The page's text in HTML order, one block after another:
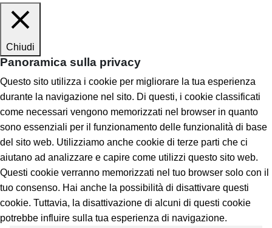
Chiudi
Panoramica sulla privacy
Questo sito utilizza i cookie per migliorare la tua esperienza
durante la navigazione nel sito. Di questi, i cookie classificati
come necessari vengono memorizzati nel browser in quanto
sono essenziali per il funzionamento delle funzionalità di base
del sito web. Utilizziamo anche cookie di terze parti che ci
aiutano ad analizzare e capire come utilizzi questo sito web.
Questi cookie verranno memorizzati nel tuo browser solo con il
tuo consenso. Hai anche la possibilità di disattivare questi
cookie. Tuttavia, la disattivazione di alcuni di questi cookie
potrebbe influire sulla tua esperienza di navigazione.